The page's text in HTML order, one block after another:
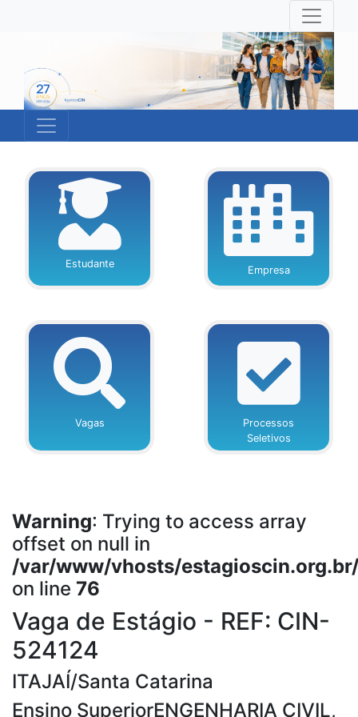
Estudante
Empresa
Vagas
Processos
Seletivos
Warning: Trying to access array
offset on null in
/var/www/vhosts/
on line 76
Vaga de Estágio - REF: CIN-
524124
ITAJAÍ/Santa Catarina
Ensino SuperiorENGENHARIA CIVIL,